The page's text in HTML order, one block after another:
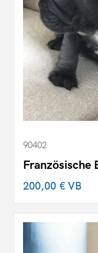
90402
Französische
200,00 €VB